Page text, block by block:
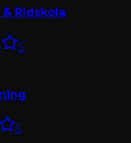
Ridskola
· 5
5